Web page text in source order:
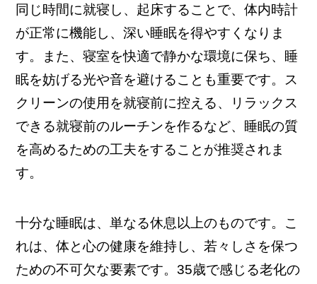
同じ時間に就寝し、起床することで、体内時計
が正常に機能し、深い睡眠を得やすくなりま
す。また、寝室を快適で静かな環境に保ち、睡
眠を妨げる光や音を避けることも重要です。ス
クリーンの使用を就寝前に控える、リラックス
できる就寝前のルーチンを作るなど、睡眠の質
を高めるための工夫をすることが推奨されま
す。
十分な睡眠は、単なる休息以上のものです。こ
れは、体と心の健康を維持し、若々しさを保つ
ための不可欠な要素です。35歳で感じる老化の